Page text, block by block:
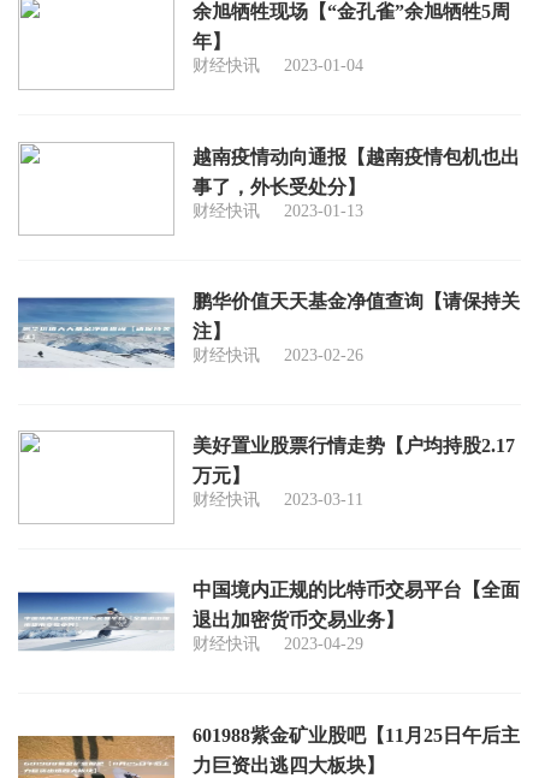
余旭牺牲现场【“金孔雀”余旭牺牲5周
年】
财经快讯 2023-01-04
越南疫情动向通报【越南疫情包机也出
事了，外长受处分】
财经快讯 2023-01-13
鹏华价值天天基金净值查询【请保持关
注】
财经快讯 2023-02-26
美好置业股票行情走势【户均持股2.17
万元】
财经快讯 2023-03-11
中国境内正规的比特币交易平台【全面
退出加密货币交易业务】
财经快讯 2023-04-29
601988紫金矿业股吧【11月25日午后主
力巨资出逃四大板块】